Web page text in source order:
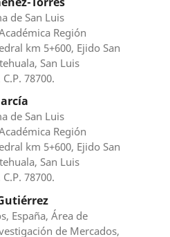
de San Luis
Región
km 5+600, Ejido San
San Luis
78700.
de San Luis
Región
km 5+600, Ejido San
San Luis
78700.
España, Área de
de Mercados,